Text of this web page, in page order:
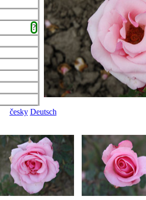
?
česky Deutsch